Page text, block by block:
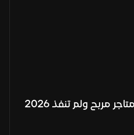
مربح ولم تنفذ 2026